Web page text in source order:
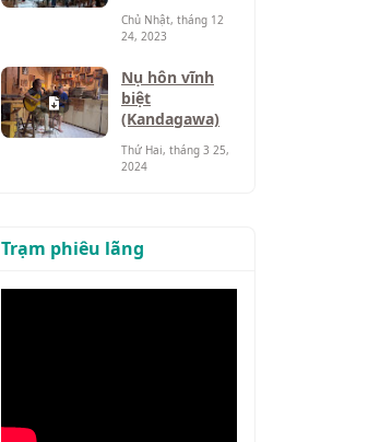
Chủ Nhật, tháng 12
24, 2023
Nụ hôn vĩnh
biệt
(Kandagawa)
Thứ Hai, tháng 3 25,
2024
Trạm phiêu lãng